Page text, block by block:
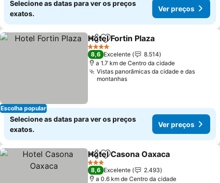
Selecione as datas para ver os preços
exatos.
Ver preços
Escolha popular
PartilharAdicionar aos favoritos
Hotel Fortin Plaza
4 Estrelas
8,6 Excelente
8.514
a 1.7 km de Centro da cidade
Vistas panorâmicas da cidade e das
montanhas
Selecione as datas para ver os preços
exatos.
Ver preços
PartilharAdicionar aos favoritos
Hotel Casona Oaxaca
3 Estrelas
8,6 Excelente
2.493
a 0.6 km de Centro da cidade